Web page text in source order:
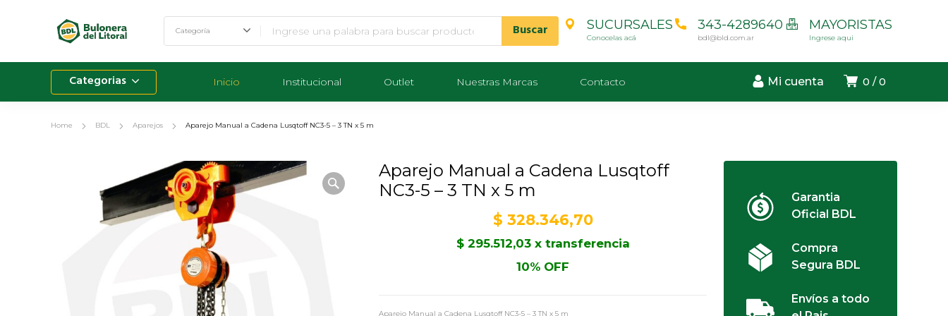
SUCURSALES
Conocelas acá
343-4289640
bdl@bld.com.ar
MAYORISTAS
Ingrese aqui
0 0
Mi cuenta
Categorias Inicio Institucional Outlet Nuestras Marcas Contacto
Home BDL Aparejos Aparejo Manual a Cadena Lusqtoff NC3-5 – 3 TN x 5 m
Aparejo Manual a Cadena Lusqtoff
NC3-5 – 3 TN x 5 m
$ 328.346,70
$295.512,03x transferencia
10% OFF
Aparejo Manual a Cadena Lusqtoff NC3-5 – 3 TN x 5 m
Garantia
Oficial BDL
Compra
Segura BDL
Envíos a todo